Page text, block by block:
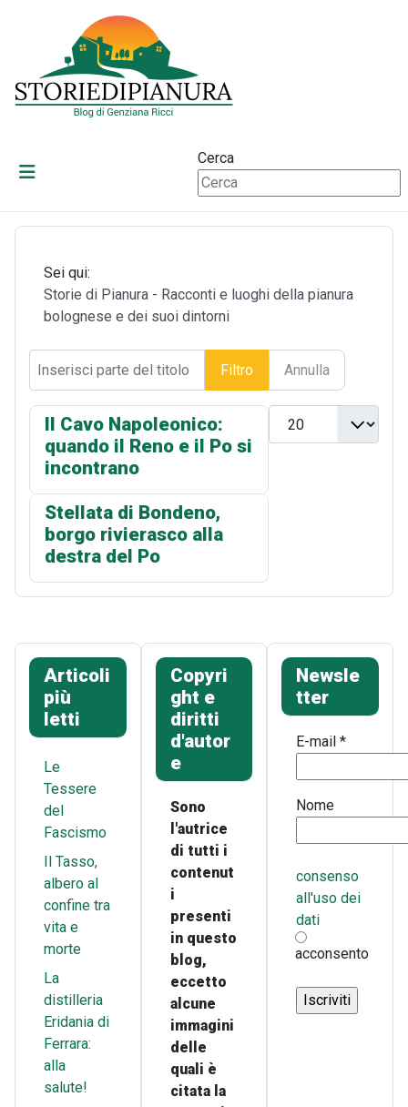
Cerca
Sei qui:
Storie di Pianura - Racconti e luoghi della pianura
bolognese e dei suoi dintorni
Filtro Annulla
Visualizza n.
Il Cavo Napoleonico:
quando il Reno e il Po si
incontrano
Stellata di Bondeno,
borgo rivierasco alla
destra del Po
Articoli
più
letti
Le
Tessere
del
Fascismo
Il Tasso,
albero al
confine tra
vita e
morte
La
distilleria
Eridania di
Ferrara:
alla
salute!
Copyri
ght e
diritti
d'autor
e
Sono
l'autrice
di tutti i
contenut
i
presenti
in questo
blog,
eccetto
alcune
immagini
delle
quali è
citata la
Newsle
tter
E-mail*
Nome
consenso
all'uso dei
dati
acconsento